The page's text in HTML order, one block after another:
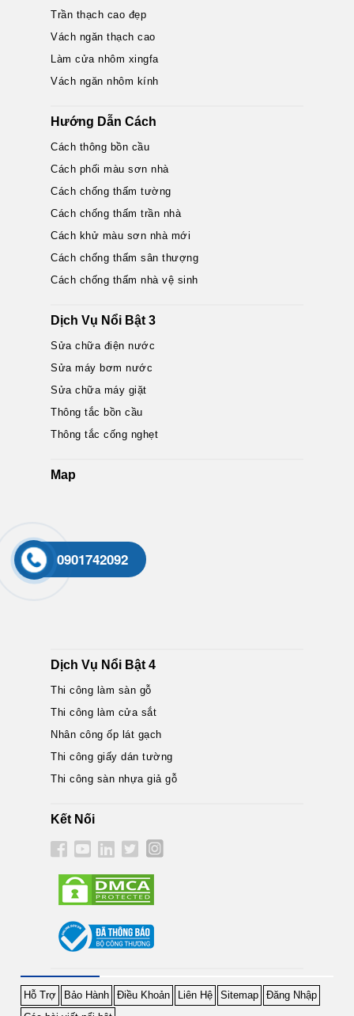
Trần thạch cao đẹp
Vách ngăn thạch cao
Làm cửa nhôm xingfa
Vách ngăn nhôm kính
Hướng Dẫn Cách
Cách thông bồn cầu
Cách phối màu sơn nhà
Cách chống thấm tường
Cách chống thấm trần nhà
Cách khử màu sơn nhà mới
Cách chống thấm sân thượng
Cách chống thấm nhà vệ sinh
Dịch Vụ Nổi Bật 3
Sửa chữa điện nước
Sửa máy bơm nước
Sửa chữa máy giặt
Thông tắc bồn cầu
Thông tắc cống nghẹt
Map
Dịch Vụ Nổi Bật 4
Thi công làm sàn gỗ
Thi công làm cửa sắt
Nhân công ốp lát gạch
Thi công giấy dán tường
Thi công sàn nhựa giả gỗ
Kết Nối
Hỗ Trợ Bảo Hành Điều Khoản Liên Hệ Sitemap
Đăng Nhập
0901742092